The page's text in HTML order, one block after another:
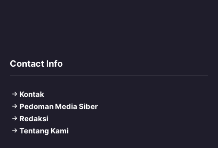
Contact Info
Kontak
Pedoman Media Siber
Redaksi
Tentang Kami